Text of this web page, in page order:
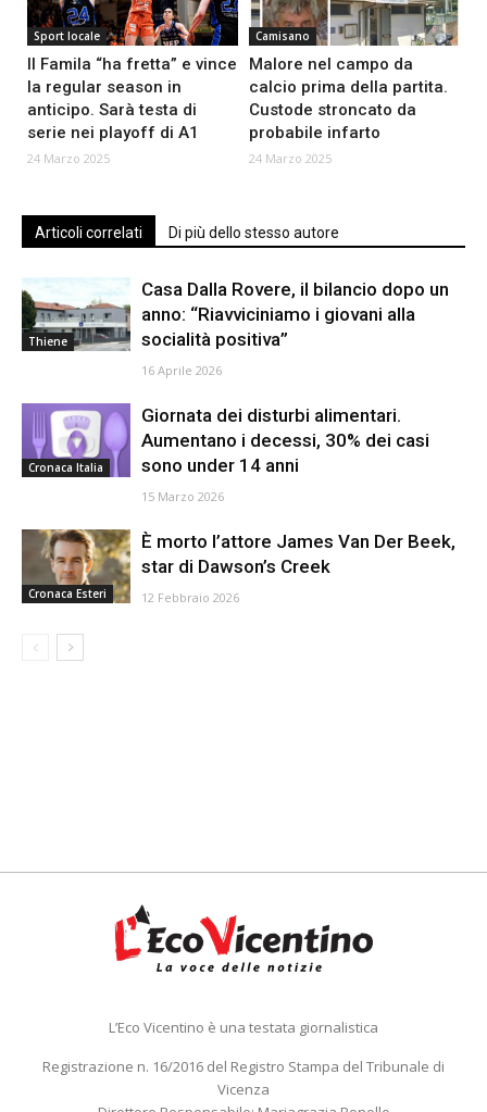
Sport locale
Il Famila “ha fretta” e vince
la regular season in
anticipo. Sarà testa di
serie nei playoff di A1
24 Marzo 2025
Camisano
Malore nel campo da
calcio prima della partita.
Custode stroncato da
probabile infarto
24 Marzo 2025
Articoli correlati Di più dello stesso autore
Thiene
Casa Dalla Rovere, il bilancio dopo un
anno: “Riavviciniamo i giovani alla
socialità positiva”
16 Aprile 2026
Cronaca Italia
Giornata dei disturbi alimentari.
Aumentano i decessi, 30% dei casi
sono under 14 anni
15 Marzo 2026
Cronaca Esteri
È morto l’attore James Van Der Beek,
star di Dawson’s Creek
12 Febbraio 2026
L’Eco Vicentino è una testata giornalistica
Registrazione n. 16/2016 del Registro Stampa del Tribunale di
Vicenza